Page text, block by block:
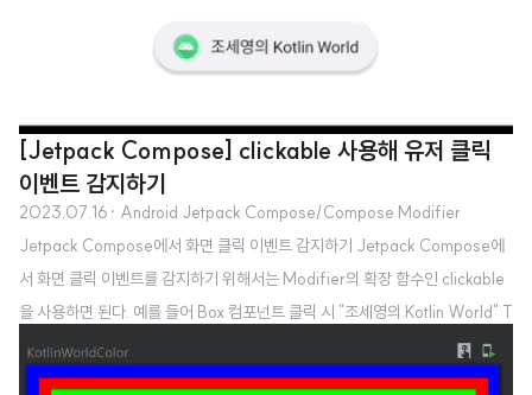
[Jetpack Compose] clickable 사용해 유저 클릭
이벤트 감지하기
2023.07.16 · Android Jetpack Compose/Compose Modifier
Jetpack Compose에서 화면 클릭 이벤트 감지하기 Jetpack Compose에
서 화면 클릭 이벤트를 감지하기 위해서는 Modifier의 확장 함수인 clickable
을 사용하면 된다. 예를 들어 Box 컴포넌트 클릭 시 "조세영의 Kotlin World" T
oast를 출력하기 위해서는 다음과 같이 만들 수 있다. class MainActivity : C
omponentActivity() { override fun onCreate(savedInstanceState: B